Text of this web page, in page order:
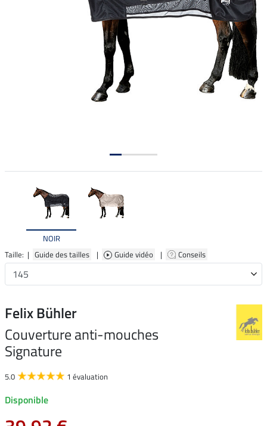
NOIR
Taille: | Guide des tailles | Guide vidéo | Conseils
Felix Bühler
Couverture anti-mouches
Signature
5.0 1 évaluation
Disponible